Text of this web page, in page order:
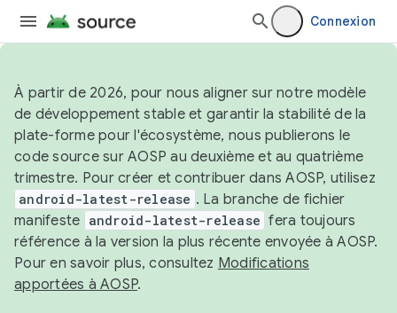
Connexion
À partir de 2026, pour nous aligner sur notre modèle
de développement stable et garantir la stabilité de la
plate-forme pour l'écosystème, nous publierons le
code source sur AOSP au deuxième et au quatrième
trimestre. Pour créer et contribuer dans AOSP, utilisez
android-latest-release . La branche de fichier
manifeste android-latest-release fera toujours
référence à la version la plus récente envoyée à AOSP.
Pour en savoir plus, consultez Modifications
apportées à AOSP.